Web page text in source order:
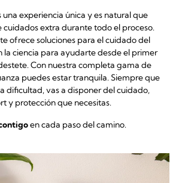
una experiencia única y es natural que
cuidados extra durante todo el proceso.
ofrece soluciones para el cuidado del
la ciencia para ayudarte desde el primer
Con nuestra completa gama de
puedes estar tranquila. Siempre que
dificultad, vas a disponer del cuidado,
y protección que necesitas.
en cada paso del camino.